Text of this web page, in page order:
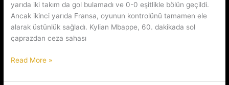
yarıda iki takım da gol bulamadı ve 0-0 eşitlikle bölün geçildi.
Ancak ikinci yarıda Fransa, oyunun kontrolünü tamamen ele
alarak üstünlük sağladı. Kylian Mbappe, 60. dakikada sol
çaprazdan ceza sahası
Fransa
Fas’ı
Read More »